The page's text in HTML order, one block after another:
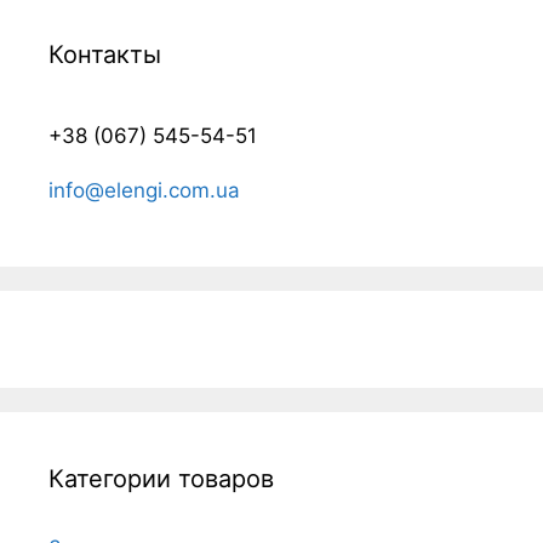
Контакты
+38 (067) 545-54-51
info@elengi.com.ua
Категории товаров